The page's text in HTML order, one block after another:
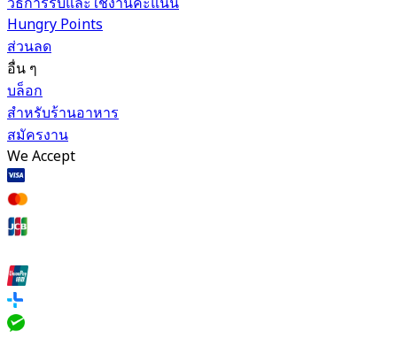
Hungry Points
ส่วนลด
อื่น ๆ
บล็อก
สำหรับร้านอาหาร
สมัครงาน
We Accept